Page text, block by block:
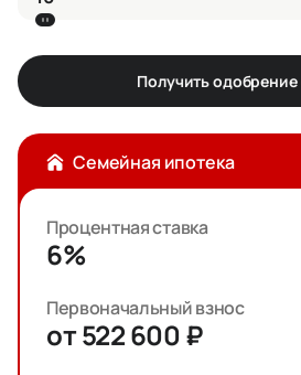
Получить
Семейная ипотека
Процентная ставка
6%
Первоначальный взнос
от 522 600 ₽